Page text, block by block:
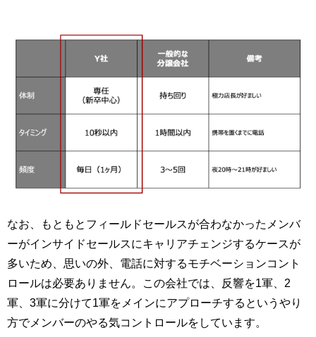
なお、もともとフィールドセールスが合わなかったメンバ
ーがインサイドセールスにキャリアチェンジするケースが
多いため、思いの外、電話に対するモチベーションコント
ロールは必要ありません。この会社では、反響を1軍、2
軍、3軍に分けて1軍をメインにアプローチするというやり
方でメンバーのやる気コントロールをしています。